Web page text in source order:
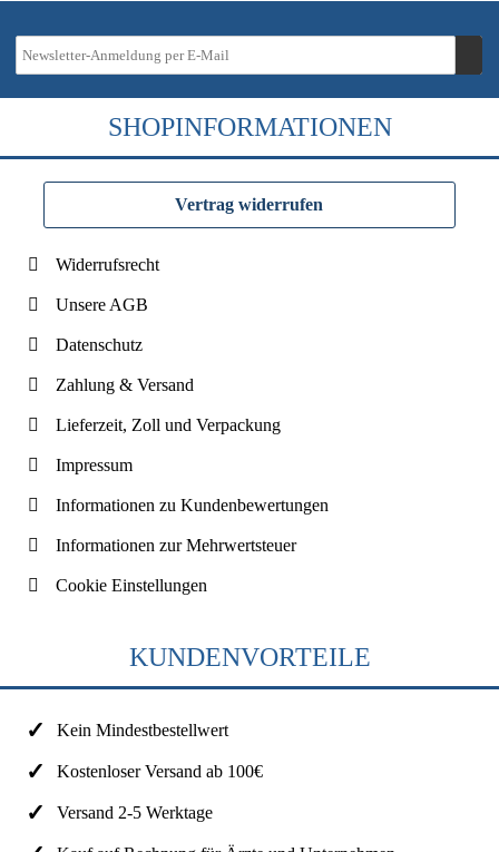
SHOPINFORMATIONEN
Vertrag widerrufen
Widerrufsrecht
Unsere AGB
Datenschutz
Zahlung & Versand
Lieferzeit, Zoll und Verpackung
Impressum
Informationen zu Kundenbewertungen
Informationen zur Mehrwertsteuer
Cookie Einstellungen
KUNDENVORTEILE
Kein Mindestbestellwert
Kostenloser Versand ab 100€
Versand 2-5 Werktage